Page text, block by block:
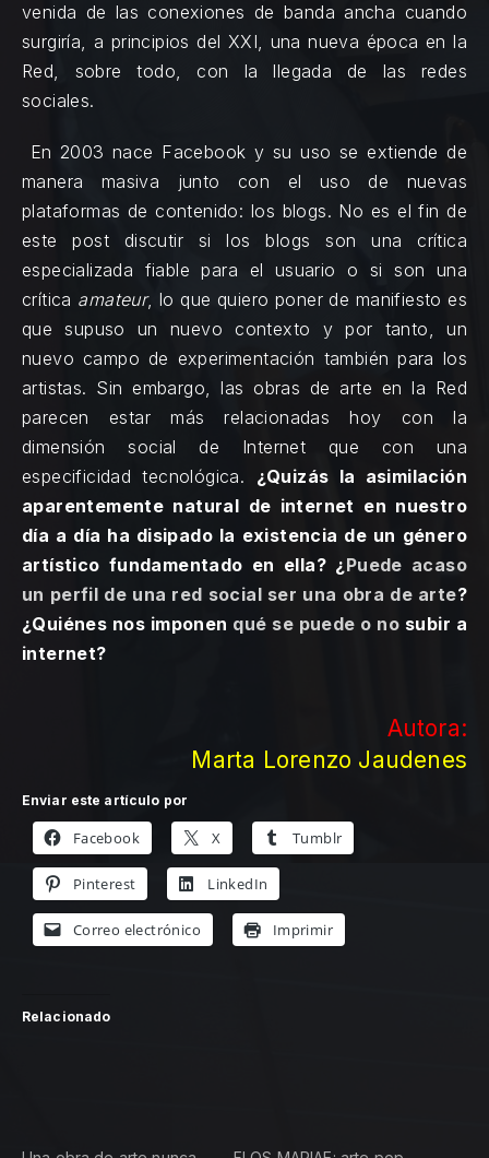
venida de las conexiones de banda ancha cuando
surgiría, a principios del XXI, una nueva época en la
Red, sobre todo, con la llegada de las redes
sociales.
En 2003 nace Facebook y su uso se extiende de
manera masiva junto con el uso de nuevas
plataformas de contenido: los blogs. No es el fin de
este post discutir si los blogs son una crítica
especializada fiable para el usuario o si son una
crítica amateur, lo que quiero poner de manifiesto es
que supuso un nuevo contexto y por tanto, un
nuevo campo de experimentación también para los
artistas. Sin embargo, las obras de arte en la Red
parecen estar más relacionadas hoy con la
dimensión social de Internet que con una
especificidad tecnológica. ¿Quizás la asimilación
aparentemente natural de internet en nuestro
día a día ha disipado la existencia de un género
artístico fundamentado en ella? ¿Puede acaso
un perfil de una red social ser una obra de arte?
¿Quiénes nos imponen qué se puede o no subir a
internet?
Autora:
Marta Lorenzo Jaudenes
Enviar este artículo por
Facebook X Tumblr
Pinterest LinkedIn
Correo electrónico Imprimir
Relacionado